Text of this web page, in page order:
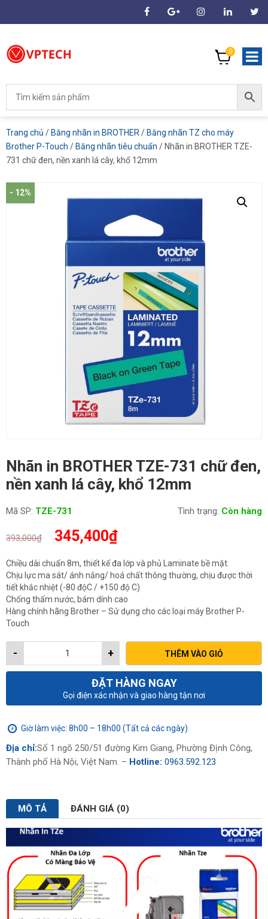
0
Trang chủ / Băng nhãn in BROTHER / Băng nhãn TZ cho máy
Brother P-Touch / Băng nhãn tiêu chuẩn / Nhãn in BROTHER TZE-
731 chữ đen, nền xanh lá cây, khổ 12mm
- 12%
Nhãn in BROTHER TZE-731 chữ đen,
nền xanh lá cây, khổ 12mm
Mã SP: TZE-731 Tình trạng: Còn hàng
393,000₫ Giá
là:
393,000₫.
345,400₫Giá
tại
là:
345,400₫.
Chiều dài chuẩn 8m, thiết kế đa lớp và phủ Laminate bề mặt.
Chịu lực ma sát/ ánh nắng/ hoá chất thông thường, chịu được thời
tiết khắc nhiệt (-80 độC / +150 độ C)
Chống thấm nước, bám dính cao
Hàng chính hãng Brother – Sử dụng cho các loại máy Brother P-
Touch
+
- THÊM VÀO GIỎ
ĐẶT HÀNG NGAY
Gọi điện xác nhận và giao hàng tận nơi
Giờ làm việc: 8h00 – 18h00 (Tất cả các ngày)
Địa chỉ:Số 1 ngõ 250/51 đường Kim Giang, Phường Định Công,
Thành phố Hà Nội, Việt Nam. – Hotline: 0963.592.123
MÔ TẢ ĐÁNH GIÁ (0)